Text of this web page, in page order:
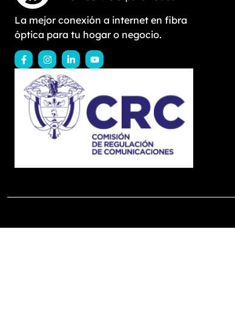
La mejor conexión a internet en fibra
óptica para tu hogar o negocio.